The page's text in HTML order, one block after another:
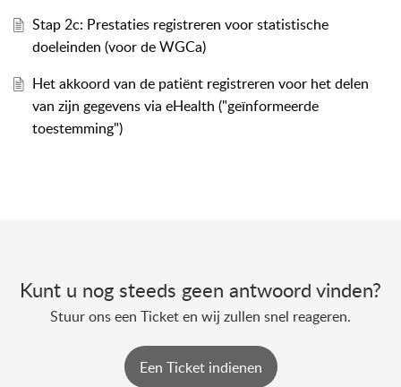
Stap 2c: Prestaties registreren voor statistische
doeleinden (voor de WGCa)
Het akkoord van de patiënt registreren voor het delen
van zijn gegevens via eHealth ("geïnformeerde
toestemming")
Kunt u nog steeds geen antwoord vinden?
Stuur ons een Ticket en wij zullen snel reageren.
Een Ticket indienen